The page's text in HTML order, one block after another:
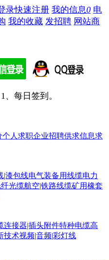
录快速注册 我的信息0 电
我的收藏 发招聘 网站商
1、每日签到。
个人求职企业招聘供求信息求
|漆包线电气装备用线缆电力
光缆航空|铁路线缆矿用橡套
连接器|插头附件特种电缆高
技术视频|音频|彩灯线